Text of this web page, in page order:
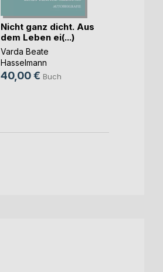
Nicht ganz dicht. Aus
dem Leben ei(...)
Varda Beate
Hasselmann
40,00 € Buch